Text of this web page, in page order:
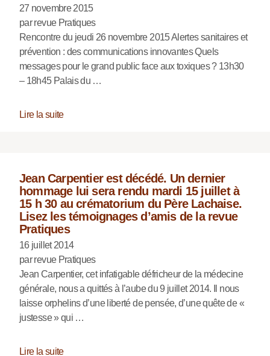
27 novembre 2015
par revue Pratiques
Rencontre du jeudi 26 novembre 2015 Alertes sanitaires et
prévention : des communications innovantes Quels
messages pour le grand public face aux toxiques ? 13h30
– 18h45 Palais du …
Lire la suite
Jean Carpentier est décédé. Un dernier
hommage lui sera rendu mardi 15 juillet à
15 h 30 au crématorium du Père Lachaise.
Lisez les témoignages d’amis de la revue
Pratiques
16 juillet 2014
par revue Pratiques
Jean Carpentier, cet infatigable défricheur de la médecine
générale, nous a quittés à l’aube du 9 juillet 2014. Il nous
laisse orphelins d’une liberté de pensée, d’une quête de «
justesse » qui …
Lire la suite